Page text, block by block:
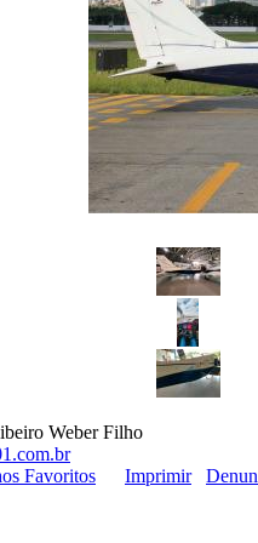
Weber Filho
Favoritos Imprimir